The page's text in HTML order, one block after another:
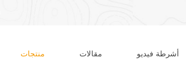
منتجات مقالات أشرطة فيديو